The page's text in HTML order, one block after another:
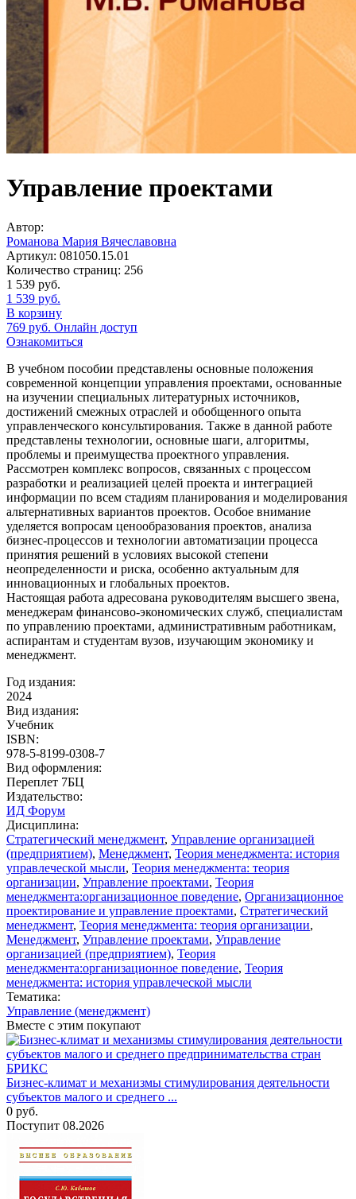
Управление проектами
Автор:
Романова Мария Вячеславовна
Артикул: 081050.15.01
Количество страниц: 256
1 539 руб.
1 539 руб.
В корзину
769 руб. Онлайн доступ
Ознакомиться
В учебном пособии представлены основные положения
современной концепции управления проектами, основанные
на изучении специальных литературных источников,
достижений смежных отраслей и обобщенного опыта
управленческого консультирования. Также в данной работе
представлены технологии, основные шаги, алгоритмы,
проблемы и преимущества проектного управления.
Рассмотрен комплекс вопросов, связанных с процессом
разработки и реализацией целей проекта и интеграцией
информации по всем стадиям планирования и моделирования
альтернативных вариантов проектов. Особое внимание
уделяется вопросам ценообразования проектов, анализа
бизнес-процессов и технологии автоматизации процесса
принятия решений в условиях высокой степени
неопределенности и риска, особенно актуальным для
инновационных и глобальных проектов.
Настоящая работа адресована руководителям высшего звена,
менеджерам финансово-экономических служб, специалистам
по управлению проектами, административным работникам,
аспирантам и студентам вузов, изучающим экономику и
менеджмент.
Год издания:
2024
Вид издания:
Учебник
ISBN:
978-5-8199-0308-7
Вид оформления:
Переплет 7БЦ
Издательство:
ИД Форум
Дисциплина:
Стратегический менеджмент, Управление организацией
(предприятием), Менеджмент, Теория менеджмента: история
управлеческой мысли, Теория менеджмента: теория
организации, Управление проектами, Теория
менеджмента:организационное поведение, Организационное
проектирование и управление проектами, Стратегический
менеджмент, Теория менеджмента: теория организации,
Менеджмент, Управление проектами, Управление
организацией (предприятием), Теория
менеджмента:организационное поведение, Теория
менеджмента: история управлеческой мысли
Тематика:
Управление (менеджмент)
Вместе с этим покупают
Бизнес-климат и механизмы стимулирования деятельности
субъектов малого и среднего ...
0 руб.
Поступит 08.2026